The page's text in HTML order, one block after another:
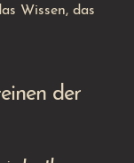
Wissen, das
der